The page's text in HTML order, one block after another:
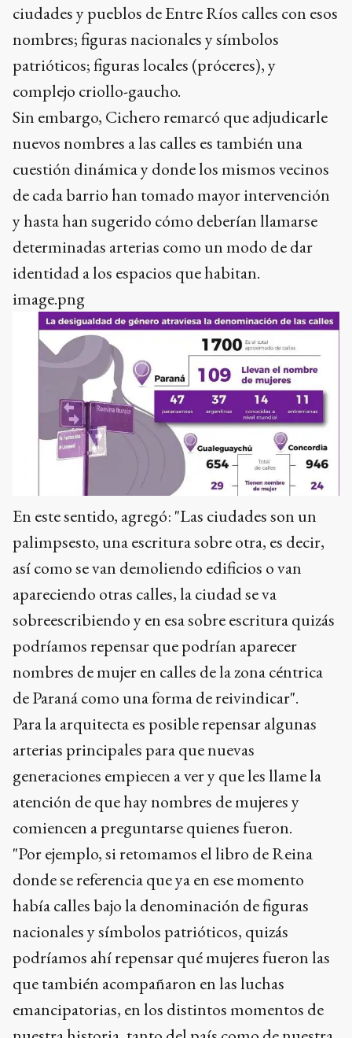
ciudades y pueblos de Entre Ríos calles con esos
nombres; figuras nacionales y símbolos
patrióticos; figuras locales (próceres), y
complejo criollo-gaucho.
Sin embargo, Cichero remarcó que adjudicarle
nuevos nombres a las calles es también una
cuestión dinámica y donde los mismos vecinos
de cada barrio han tomado mayor intervención
y hasta han sugerido cómo deberían llamarse
determinadas arterias como un modo de dar
identidad a los espacios que habitan.
image.png
En este sentido, agregó: "Las ciudades son un
palimpsesto, una escritura sobre otra, es decir,
así como se van demoliendo edificios o van
apareciendo otras calles, la ciudad se va
sobreescribiendo y en esa sobre escritura quizás
podríamos repensar que podrían aparecer
nombres de mujer en calles de la zona céntrica
de Paraná como una forma de reivindicar".
Para la arquitecta es posible repensar algunas
arterias principales para que nuevas
generaciones empiecen a ver y que les llame la
atención de que hay nombres de mujeres y
comiencen a preguntarse quienes fueron.
"Por ejemplo, si retomamos el libro de Reina
donde se referencia que ya en ese momento
había calles bajo la denominación de figuras
nacionales y símbolos patrióticos, quizás
podríamos ahí repensar qué mujeres fueron las
que también acompañaron en las luchas
emancipatorias, en los distintos momentos de